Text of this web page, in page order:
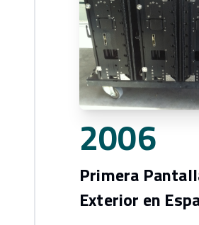
2006
Primera
Exterior en